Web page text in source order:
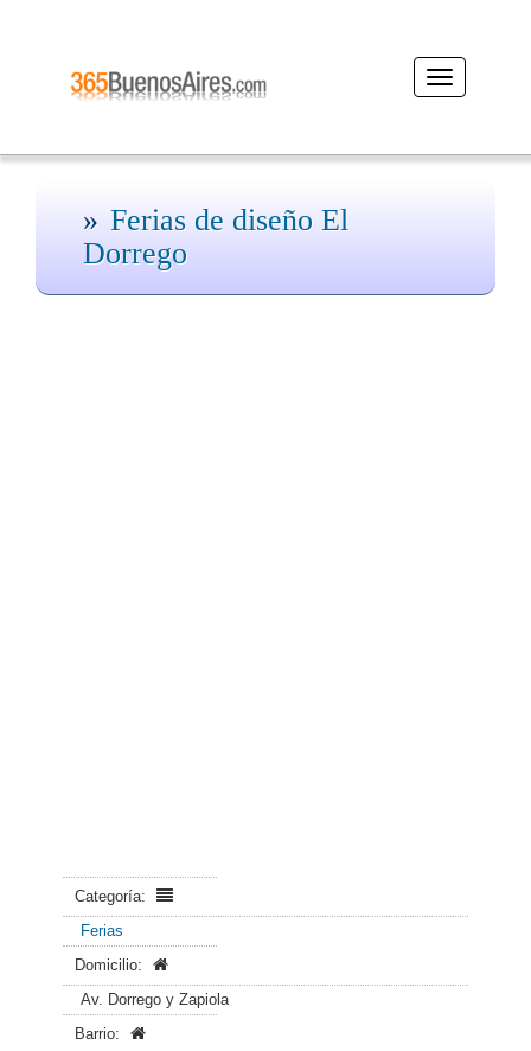
Desplegar
navegación
Ferias de diseño El
Dorrego
Categoría:
Ferias
Domicilio:
Av. Dorrego y Zapiola
Barrio: